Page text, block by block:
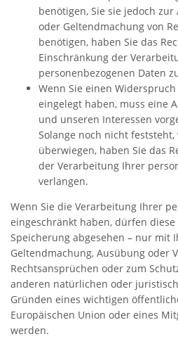
benötigen, Sie sie jedoch
oder Geltendmachung von
benötigen, haben Sie das
Einschränkung der
personenbezogenen Daten
Wenn Sie einen Widerspruch
eingelegt haben, muss eine
und unseren Interessen
Solange noch nicht feststeht,
überwiegen, haben Sie das
der Verarbeitung Ihrer
verlangen.
Wenn Sie die Verarbeitung Ihrer
eingeschränkt haben, dürfen
Speicherung abgesehen – nur mit
Geltendmachung, Ausübung oder
Rechtsansprüchen oder zum
anderen natürlichen oder
Gründen eines wichtigen
Europäischen Union oder eines
werden.